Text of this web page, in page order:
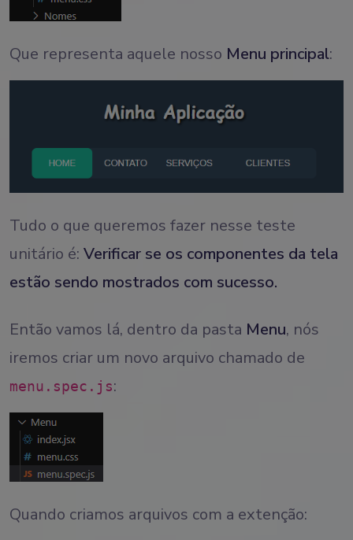
Que representa aquele nosso Menu principal:
Tudo o que queremos fazer nesse teste
unitário é: Verificar se os componentes da tela
estão sendo mostrados com sucesso.
Então vamos lá, dentro da pasta Menu, nós
iremos criar um novo arquivo chamado de
menu.spec.js:
Quando criamos arquivos com a extenção: